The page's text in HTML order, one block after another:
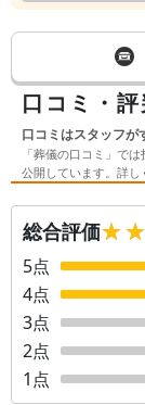
口コミ・評
口コミはスタッフが
「葬儀の口コミ」で
公開しています。詳し
総合評価
5点
4点
3点
2点
1 点